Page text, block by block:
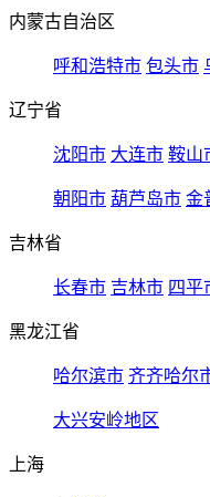
内蒙古自治区
呼和浩特市 包头市
辽宁省
沈阳市 大连市 鞍山
朝阳市 葫芦岛市 金
吉林省
长春市 吉林市 四平
黑龙江省
哈尔滨市 齐齐哈尔
大兴安岭地区
上海